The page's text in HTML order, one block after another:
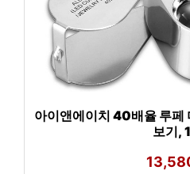
아이앤에이치 40배율 루페
보기,